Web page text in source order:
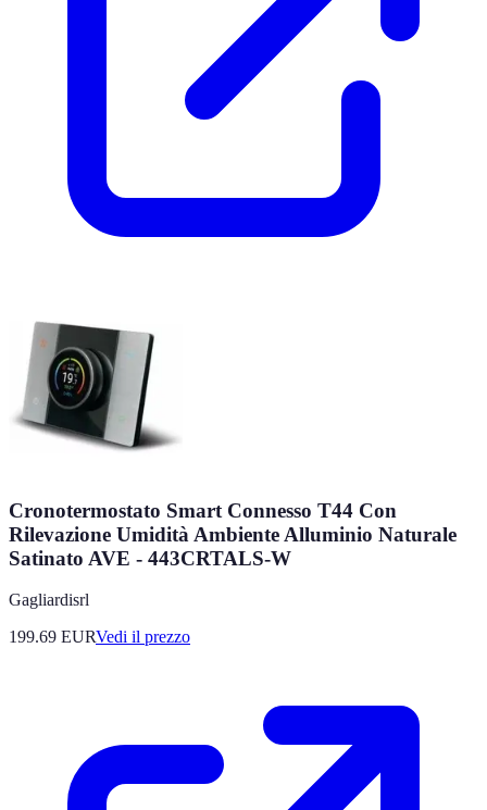
Cronotermostato Smart Connesso T44 Con
Rilevazione Umidità Ambiente Alluminio Naturale
Satinato AVE - 443CRTALS-W
Gagliardisrl
199.69 EURVedi il prezzo